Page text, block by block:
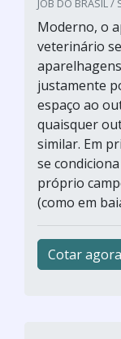
Moderno, o
veterinário
justamente
espaço ao
quaisquer
similar. Em
se
próprio
(como em
Cotar agora